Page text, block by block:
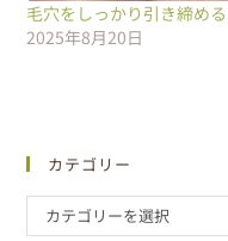
毛穴をしっかり引き締める
2025年8月20日
カテゴリー
カテゴリーを選択